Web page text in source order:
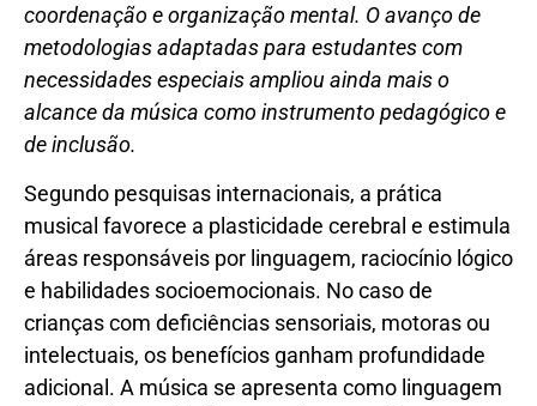
coordenação e organização mental. O avanço de
metodologias adaptadas para estudantes com
necessidades especiais ampliou ainda mais o
alcance da música como instrumento pedagógico e
de inclusão.
Segundo pesquisas internacionais, a prática
musical favorece a plasticidade cerebral e estimula
áreas responsáveis por linguagem, raciocínio lógico
e habilidades socioemocionais. No caso de
crianças com deficiências sensoriais, motoras ou
intelectuais, os benefícios ganham profundidade
adicional. A música se apresenta como linguagem